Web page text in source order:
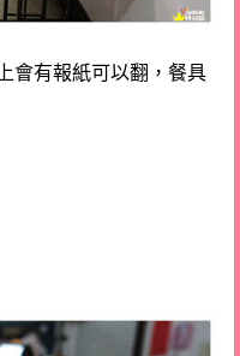
會有報紙可以翻，餐具